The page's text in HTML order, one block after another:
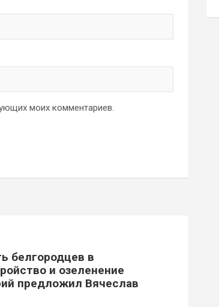
моих комментариев.
белгородцев в
и озеленение
предложил Вячеслав